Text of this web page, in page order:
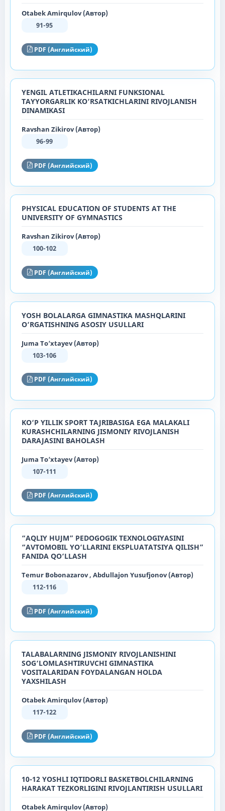
Otabek Amirqulov (Автор)
91-95
PDF (Английский)
YENGIL ATLETIKACHILARNI FUNKSIONAL
TAYYORGARLIK KO‘RSATKICHLARINI RIVOJLANISH
DINAMIKASI
Ravshan Zikirov (Автор)
96-99
PDF (Английский)
PHYSICAL EDUCATION OF STUDENTS AT THE
UNIVERSITY OF GYMNASTICS
Ravshan Zikirov (Автор)
100-102
PDF (Английский)
YOSH BOLALARGA GIMNASTIKA MASHQLARINI
O‘RGATISHNING ASOSIY USULLARI
Juma To‘xtayev (Автор)
103-106
PDF (Английский)
KO‘P YILLIK SPORT TAJRIBASIGA EGA MALAKALI
KURASHCHILARNING JISMONIY RIVOJLANISH
DARAJASINI BAHOLASH
Juma To‘xtayev (Автор)
107-111
PDF (Английский)
“AQLIY HUJM” PEDOGOGIK TEXNOLOGIYASINI
“AVTOMOBIL YO‘LLARINI EKSPLUATATSIYA QILISH”
FANIDA QO‘LLASH
Temur Bobonazarov , Abdullajon Yusufjonov (Автор)
112-116
PDF (Английский)
TALABALARNING JISMONIY RIVOJLANISHINI
SOG‘LOMLASHTIRUVCHI GIMNASTIKA
VOSITALARIDAN FOYDALANGAN HOLDA
YAXSHILASH
Otabek Amirqulov (Автор)
117-122
PDF (Английский)
10-12 YOSHLI IQTIDORLI BASKETBOLCHILARNING
HARAKAT TEZKORLIGINI RIVOJLANTIRISH USULLARI
Otabek Amirqulov (Автор)